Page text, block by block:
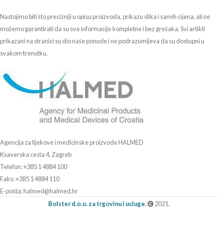
Nastojimo biti što precizniji u opisu proizvoda, prikazu slika i samih cijena, ali ne
možemo garantirati da su sve informacije kompletne i bez grešaka. Svi artikli
prikazani na stranici su dio naše ponude i ne podrazumijeva da su dostupni u
svakom trenutku.
Agencija za lijekove i medicinske proizvode HALMED
Ksaverska cesta 4, Zagreb
Telefon: +385 1 4884 100
Faks: +385 1 4884 110
E-pošta: halmed@halmed.hr
Bolster d.o.o. za trgovinu i usluge.
2021.